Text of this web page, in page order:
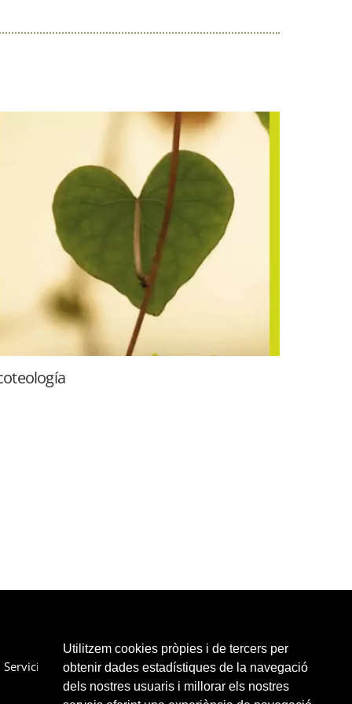
Utilitzem cookies pròpies i de tercers per
obtenir dades estadístiques de la navegació
dels nostres usuaris i millorar els nostres
Servicios Colaboradores Enlaces Contactar